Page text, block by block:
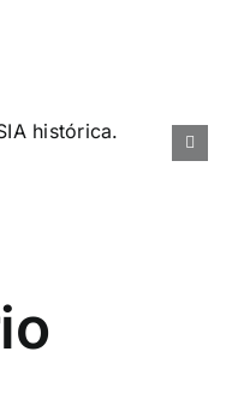
son el